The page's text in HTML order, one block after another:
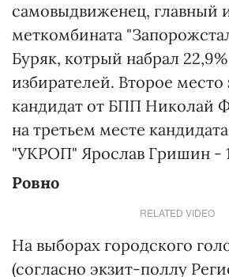
самовыдвиженец, главный
меткомбината
Буряк, котрый набрал
избирателей. Второе место
кандидат от БПП Николай
на третьем месте
"УКРОП" Ярослав Гришин -
Ровно
RELATED VIDEO
На выборах городского
(согласно экзит-поллу